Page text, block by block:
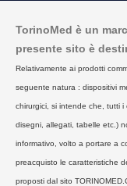
TorinoMed è un
presente sito è
Relativamente ai prodotti
seguente natura : dispositivi
chirurgici, si intende che, tutti i
disegni, allegati, tabelle etc.)
informativo, volto a portare a
preacquisto le caratteristiche
proposti dal sito